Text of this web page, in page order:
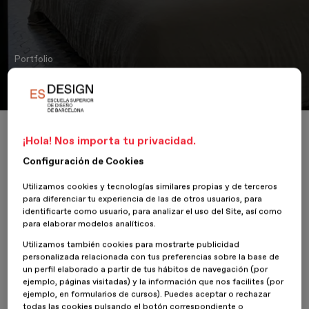
Portfolio
Decoración de dormitorio
20 Junio 2021Magali Bastidas - DIRECTORA DE PROGRAMA
Decoración Magali Bastidas, gozaba de una arquitectura muy
característica de las viviendas del eixample donde destacaban los
pavimentos hidráulicos, estancias con grandes alturas y molduras
tanto en mobiliario como en techos y paredes.
¡Hola! Nos importa tu privacidad.
Configuración de Cookies
Utilizamos cookies y tecnologías similares propias y de terceros
para diferenciar tu experiencia de las de otros usuarios, para
identificarte como usuario, para analizar el uso del Site, así como
para elaborar modelos analíticos.
Utilizamos también cookies para mostrarte publicidad
personalizada relacionada con tus preferencias sobre la base de
un perfil elaborado a partir de tus hábitos de navegación (por
ejemplo, páginas visitadas) y la información que nos facilites (por
ejemplo, en formularios de cursos). Puedes aceptar o rechazar